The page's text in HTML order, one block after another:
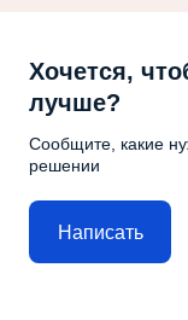
Хочется,
лучше?
Сообщите, какие
решении
Написать